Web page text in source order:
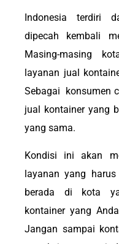
Indonesia terdiri
dipecah kembali
Masing-masing
layanan jual
Sebagai konsumen
jual kontainer yang
yang sama.
Kondisi ini akan
layanan yang
berada di kota
kontainer yang
Jangan sampai